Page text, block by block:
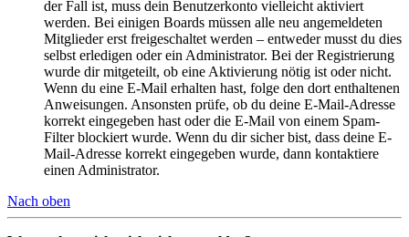
der Fall ist, muss dein Benutzerkonto vielleicht aktiviert
werden. Bei einigen Boards müssen alle neu angemeldeten
Mitglieder erst freigeschaltet werden – entweder musst du dies
selbst erledigen oder ein Administrator. Bei der Registrierung
wurde dir mitgeteilt, ob eine Aktivierung nötig ist oder nicht.
Wenn du eine E-Mail erhalten hast, folge den dort enthaltenen
Anweisungen. Ansonsten prüfe, ob du deine E-Mail-Adresse
korrekt eingegeben hast oder die E-Mail von einem Spam-
Filter blockiert wurde. Wenn du dir sicher bist, dass deine E-
Mail-Adresse korrekt eingegeben wurde, dann kontaktiere
einen Administrator.
Nach oben